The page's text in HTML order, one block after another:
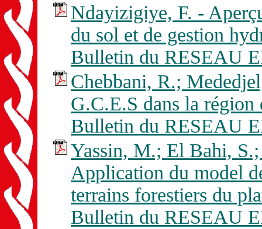
Ndayizigiye, F. -
du sol et de gestion
Bulletin du RESEAU
Chebbani, R.;
G.C.E.S dans la
Bulletin du RESEAU
Yassin, M.; El Bahi,
Application du model
terrains forestiers du
Bulletin du RESEAU